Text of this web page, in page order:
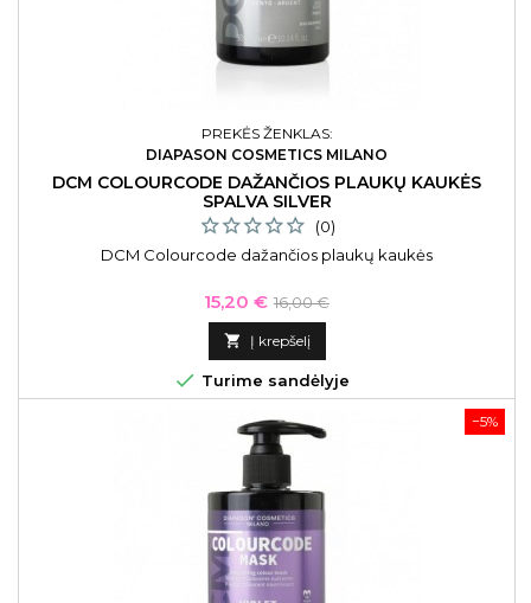
PREKĖS ŽENKLAS:
DIAPASON COSMETICS MILANO
DCM COLOURCODE DAŽANČIOS PLAUKŲ KAUKĖS
SPALVA SILVER
(0)
DCM Colourcode dažančios plaukų kaukės
Kaina
15,20 € Bazinė
kaina
16,00 €
 Į krepšelį
 Turime sandėlyje
−5%